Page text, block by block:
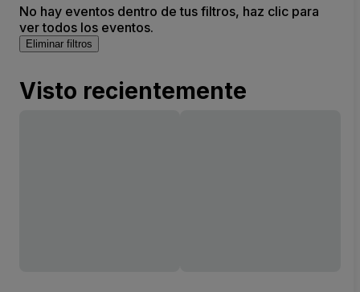
No hay eventos dentro de tus filtros, haz clic para
ver todos los eventos.
Eliminar filtros
Visto recientemente